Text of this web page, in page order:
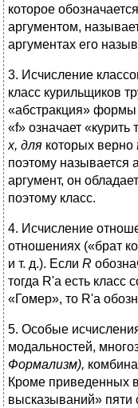
которое
аргументом,
аргументах его
3. Исчисление
класс курильщиков
«абстракция» формы
«f» означает «курить
х, для которых верно
поэтому называется
аргумент, он
поэтому класс.
4. Исчисление
отношениях («брат
и т. д.). Если R
тогда R'а есть класс
«Гомер», то R'а
5. Особые
модальностей,
Формализм),
Кроме приведенных
высказываний» пяти